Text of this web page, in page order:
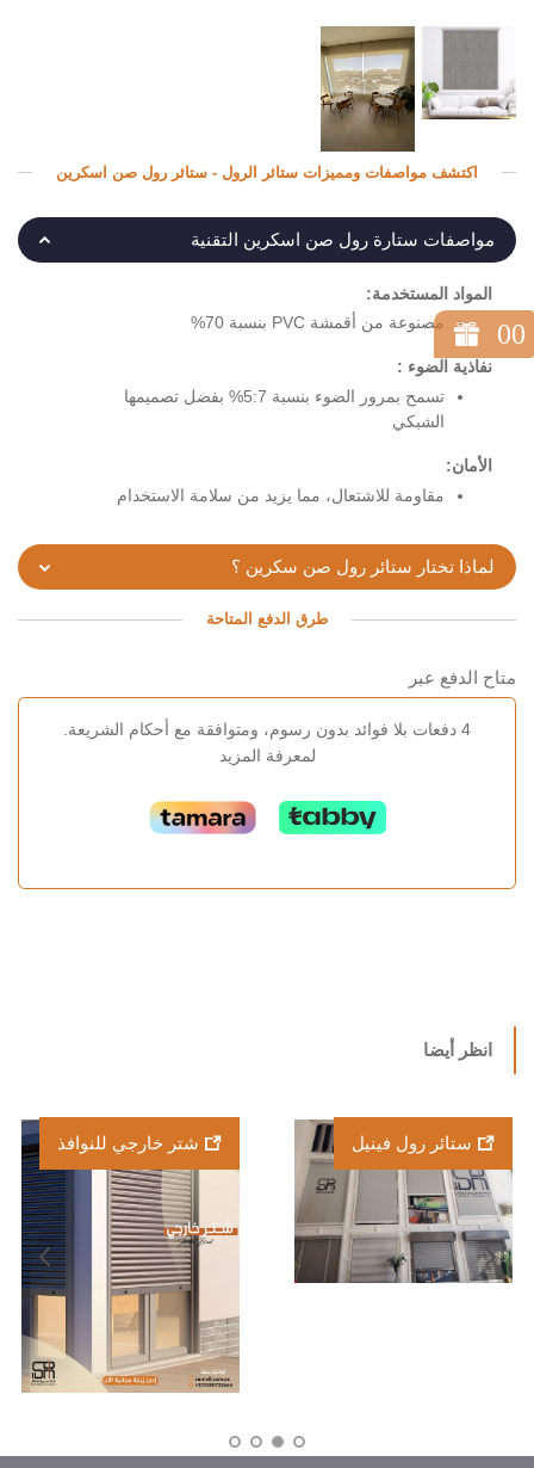
00
اكتشف مواصفات ومميزات ستائر الرول - ستائر رول صن اسكرين
مواصفات ستارة رول صن اسكرين التقنية
المواد المستخدمة:
مصنوعة من أقمشة PVC بنسبة 70%
نفاذية الضوء :
تسمح بمرور الضوء بنسبة 5:7% بفضل تصميمها
الشبكي
الأمان:
مقاومة للاشتعال، مما يزيد من سلامة الاستخدام
لماذا تختار ستائر رول صن سكرين ؟
طرق الدفع المتاحة
متاح الدفع عبر
4 دفعات بلا فوائد بدون رسوم، ومتوافقة مع أحكام الشريعة.
لمعرفة المزيد
انظر أيضا
ستائر رول فينيل
محرك سومفي
(لستائر الرول)
هل لديك مساحة تريد تركيب الستائر فيها؟